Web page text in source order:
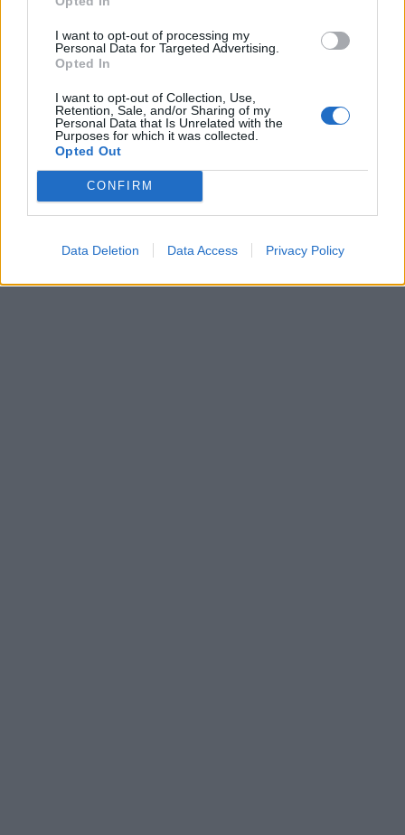
I want to opt-out of processing my
Personal Data for Targeted Advertising.
Opted In
I want to opt-out of Collection, Use,
Retention, Sale, and/or Sharing of my
Personal Data that Is Unrelated with the
Purposes for which it was collected.
Opted Out
CONFIRM
Data Deletion Data Access Privacy Policy
In evidenza